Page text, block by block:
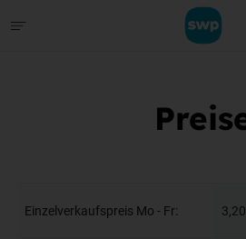
Einzelverkaufspreis Mo - Fr: